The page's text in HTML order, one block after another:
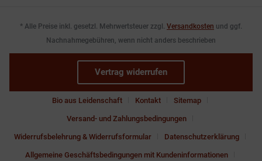
* Alle Preise inkl. gesetzl. Mehrwertsteuer zzgl. Versandkosten und ggf.
Nachnahmegebühren, wenn nicht anders beschrieben
Vertrag widerrufen
Bio aus Leidenschaft Kontakt Sitemap
Versand- und Zahlungsbedingungen
Widerrufsbelehrung & Widerrufsformular Datenschutzerklärung
Allgemeine Geschäftsbedingungen mit Kundeninformationen